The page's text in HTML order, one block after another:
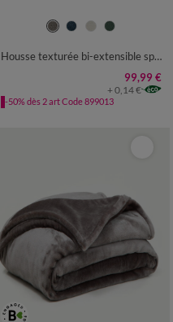
Housse texturée bi-extensible spéciale fauteuil relax
99,99 €
+ 0,14 €
-50% dès 2 art Code 899013